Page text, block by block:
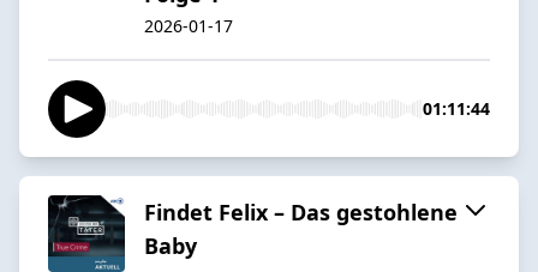
2026-01-17
01:11:44
Findet Felix – Das gestohlene
Baby